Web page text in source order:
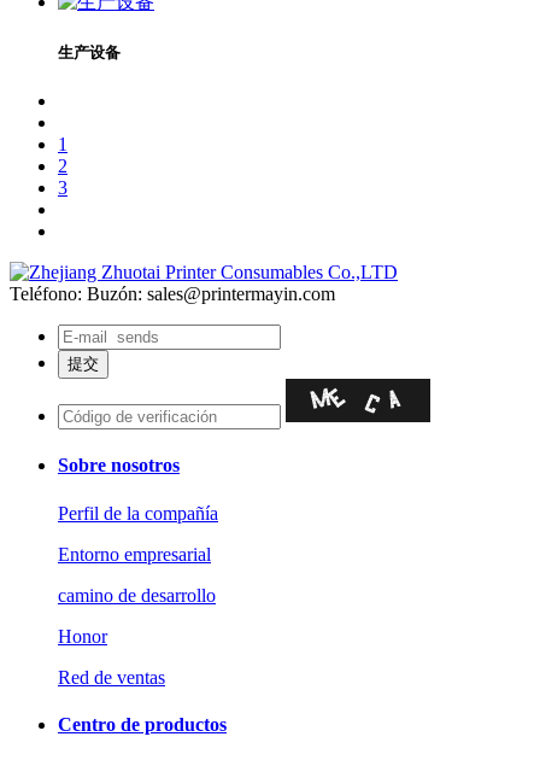
生产设备
1
2
3
Teléfono: Buzón: sales@printermayin.com
Sobre nosotros
Perfil de la compañía
Entorno empresarial
camino de desarrollo
Honor
Red de ventas
Centro de productos